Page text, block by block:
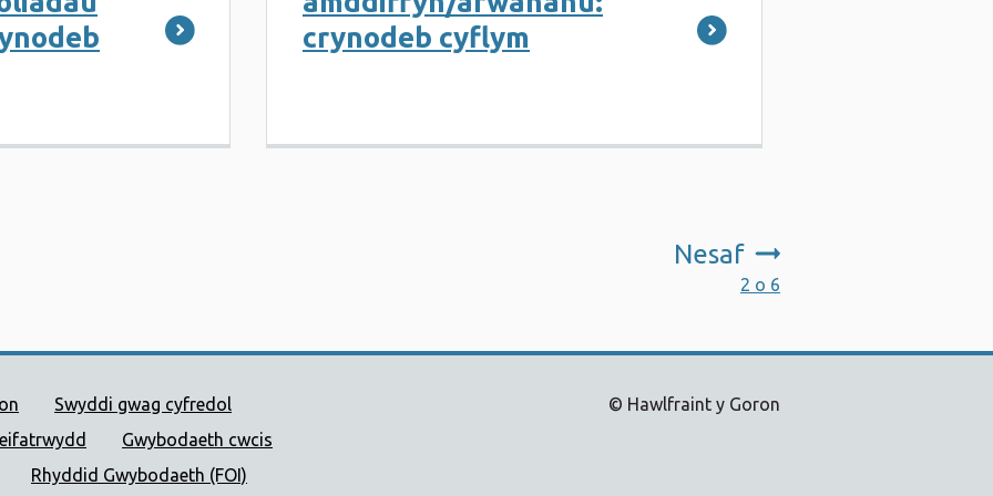
crynodeb cyflym
Nesaf
2 o 6
Cymru
Swyddi gwag cyfredol
Gwybodaeth cwcis
Rhyddid Gwybodaeth (FOI)
© Hawlfraint y Goron